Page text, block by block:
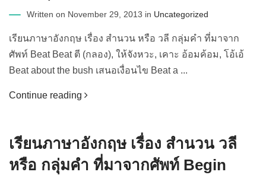
Written on November 29, 2013 in Uncategorized
เรียนภาษาอังกฤษ เรื่อง สำนวน หรือ วลี กลุ่มคำ ที่มาจาก
ศัพท์ Beat Beat ตี (กลอง), ให้จังหวะ, เคาะ อ้อมค้อม, โอ้เอ้
Beat about the bush เสนอเงื่อนไข Beat a ...
Continue reading
เรียนภาษาอังกฤษ เรื่อง สำนวน วลี
หรือ กลุ่มคำ ที่มาจากศัพท์ Begin